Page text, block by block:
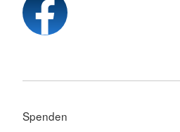
Spenden